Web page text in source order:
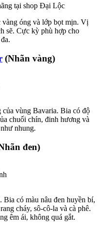
tại shop Đại Lộc
óng và lớp bọt mịn. Vị
sẽ. Cực kỳ phù hợp cho
(Nhãn vàng)
vùng Bavaria. Bia có độ
chuối chín, đinh hương và
nhung.
đen)
có màu nâu đen huyền bí,
cháy, sô-cô-la và cà phê.
êm ái, không quá gắt.